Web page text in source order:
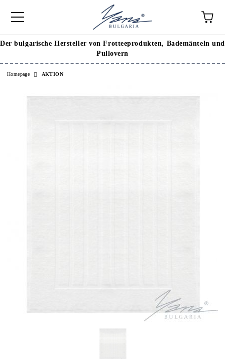
Der bulgarische Hersteller von Frotteeprodukten, Bademänteln und
Pullovern
Homepage AKTION